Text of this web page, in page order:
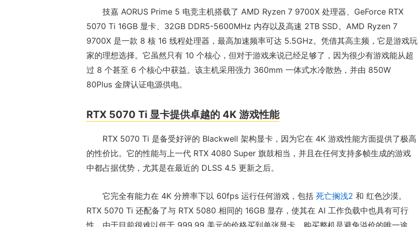
技嘉 AORUS Prime 5 电竞主机搭载了 AMD Ryzen 7 9700X 处理器、GeForce RTX
5070 Ti 16GB 显卡、32GB DDR5-5600MHz 内存以及高速 2TB SSD。AMD Ryzen 7
9700X 是一款 8 核 16 线程处理器，最高加速频率可达 5.5GHz。凭借其高主频，它是游戏玩
家的理想选择。它虽然只有 10 个核心，但对于游戏来说已经足够了，因为很少有游戏能从超
过 8 个甚至 6 个核心中获益。该主机采用强力 360mm 一体式水冷散热，并由 850W
80Plus 金牌认证电源供电。
RTX 5070 Ti 显卡提供卓越的 4K 游戏性能
RTX 5070 Ti 是备受好评的 Blackwell 架构显卡，因为它在 4K 游戏性能方面提供了极高
的性价比。它的性能与上一代 RTX 4080 Super 旗鼓相当，并且在任何支持多帧生成的游戏
中都占据优势，尤其是在最近的 DLSS 4.5 更新之后。
它完全有能力在 4K 分辨率下以 60fps 运行任何游戏，包括 死亡搁浅2 和 红色沙漠。
RTX 5070 Ti 还配备了与 RTX 5080 相同的 16GB 显存，使其在 AI 工作负载中也具有可行
性。由于目前很难以低于 999.99 美元的价格买到单张显卡，购买整机是避免溢价的唯一途
的刚需"？